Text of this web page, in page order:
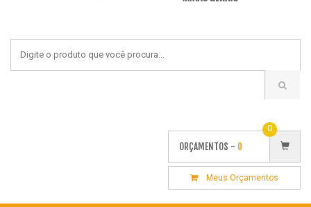
ORÇAMENTOS - 0
0
Meus Orçamentos